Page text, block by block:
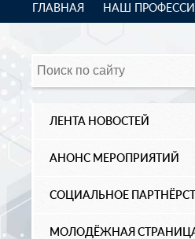
ГЛАВНАЯ НАШ
ЛЕНТА НОВОСТЕЙ
АНОНС МЕРОПРИЯТИЙ
СОЦИАЛЬНОЕ
МОЛОДЁЖНАЯ